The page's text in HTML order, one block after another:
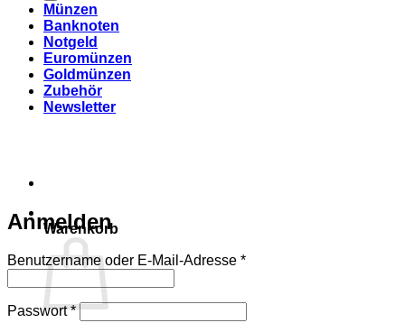
Warenkorb
Münzen
Banknoten
Notgeld
Euromünzen
Goldmünzen
Zubehör
Newsletter
Anmelden
Benutzername oder E-Mail-Adresse *Erforderlich
Passwort*Erforderlich